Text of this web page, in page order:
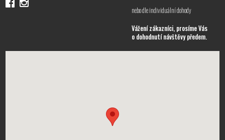
nebo dle individuální dohody
Vážení zákazníci, prosíme Vás
o dohodnutí návštěvy předem.